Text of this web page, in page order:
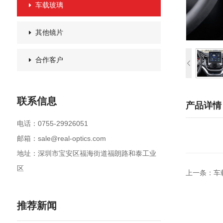
产品详情
上一条：
车载玻璃
其他镜片
合作客户
联系信息
电话：0755-29926051
邮箱：sale@real-optics.com
地址：深圳市宝安区福海街道福朗路和泰工业
区
推荐新闻